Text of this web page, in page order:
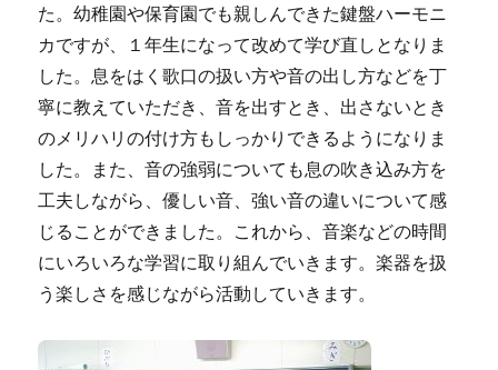
た。幼稚園や保育園でも親しんできた鍵盤ハーモニ
カですが、１年生になって改めて学び直しとなりま
した。息をはく歌口の扱い方や音の出し方などを丁
寧に教えていただき、音を出すとき、出さないとき
のメリハリの付け方もしっかりできるようになりま
した。また、音の強弱についても息の吹き込み方を
工夫しながら、優しい音、強い音の違いについて感
じることができました。これから、音楽などの時間
にいろいろな学習に取り組んでいきます。楽器を扱
う楽しさを感じながら活動していきます。